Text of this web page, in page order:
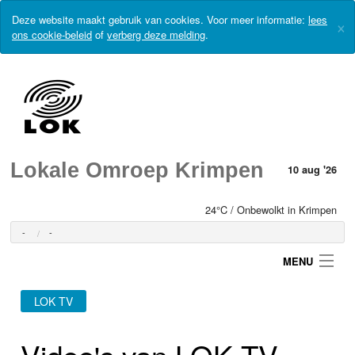
Deze website maakt gebruik van cookies. Voor meer informatie: lees
ons cookie-beleid of verberg deze melding. ×
Lokale Omroep Krimpen 10 aug '26
24°C / Onbewolkt in Krimpen
- -
MENU
Login
LOK TV